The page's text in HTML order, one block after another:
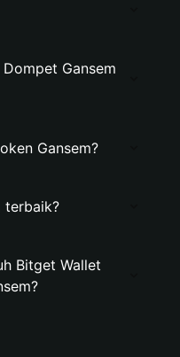
Gansem
Gansem?
terbaik?
Bitget Wallet